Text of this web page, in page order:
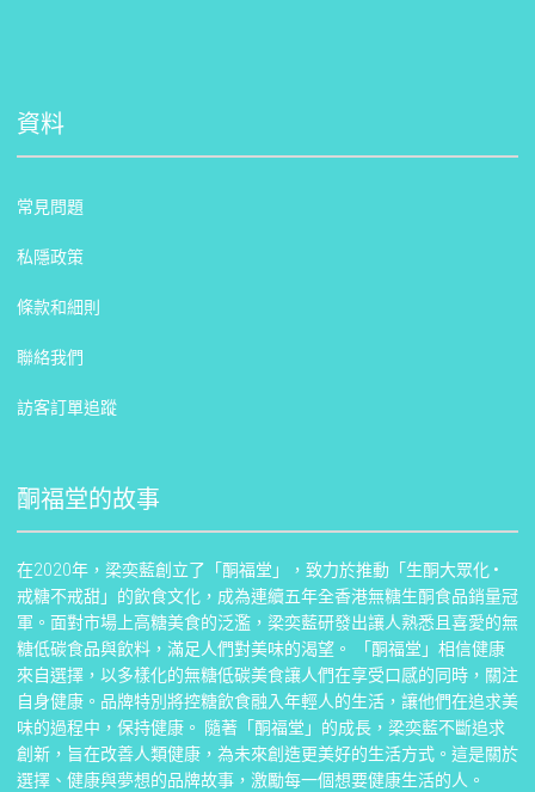
資料
常見問題
私隱政策
條款和細則
聯絡我們
訪客訂單追蹤
酮福堂的故事
在2020年，梁奕藍創立了「酮福堂」，致力於推動「生酮大眾化 •
戒糖不戒甜」的飲食文化，成為連續五年全香港無糖生酮食品銷量冠
軍。面對市場上高糖美食的泛濫，梁奕藍研發出讓人熟悉且喜愛的無
糖低碳食品與飲料，滿足人們對美味的渴望。 「酮福堂」相信健康
來自選擇，以多樣化的無糖低碳美食讓人們在享受口感的同時，關注
自身健康。品牌特別將控糖飲食融入年輕人的生活，讓他們在追求美
味的過程中，保持健康。 隨著「酮福堂」的成長，梁奕藍不斷追求
創新，旨在改善人類健康，為未來創造更美好的生活方式。這是關於
選擇、健康與夢想的品牌故事，激勵每一個想要健康生活的人。